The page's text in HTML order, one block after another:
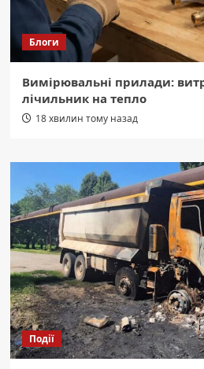
Блоги
Вимірювальні прилади:
лічильник на тепло
18 хвилин тому назад
Події